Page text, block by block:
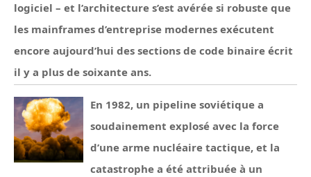
logiciel – et l’architecture s’est avérée si robuste que
les mainframes d’entreprise modernes exécutent
encore aujourd’hui des sections de code binaire écrit
il y a plus de soixante ans.
En 1982, un pipeline soviétique a
soudainement explosé avec la force
d’une arme nucléaire tactique, et la
catastrophe a été attribuée à un